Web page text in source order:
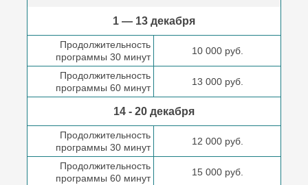
1 — 13 декабря
Продолжительность
программы 30 минут
10 000 руб.
Продолжительность
программы 60 минут
13 000 руб.
14 - 20 декабря
Продолжительность
программы 30 минут
12 000 руб.
Продолжительность
программы 60 минут
15 000 руб.